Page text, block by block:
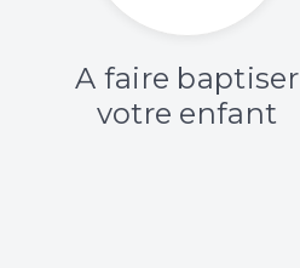
A faire baptiser
votre enfant